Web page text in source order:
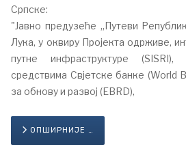
Српске:
"Јавно предузеће „Путеви
Лука, у оквиру Пројекта одрживе,
путне инфраструктуре
средствима Свјетске банке (World
за обнову и развој (EBRD),
ОПШИРНИЈЕ …